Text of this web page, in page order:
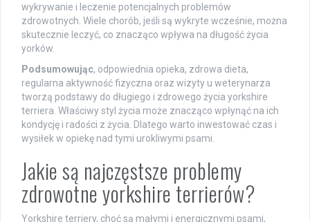
wykrywanie i leczenie potencjalnych problemów
zdrowotnych. Wiele chorób, jeśli są wykryte wcześnie, można
skutecznie leczyć, co znacząco wpływa na długość życia
yorków.
Podsumowując, odpowiednia opieka, zdrowa dieta,
regularna aktywność fizyczna oraz wizyty u weterynarza
tworzą podstawy do długiego i zdrowego życia yorkshire
terriera. Właściwy styl życia może znacząco wpłynąć na ich
kondycję i radości z życia. Dlatego warto inwestować czas i
wysiłek w opiekę nad tymi urokliwymi psami.
Jakie są najczęstsze problemy
zdrowotne yorkshire terrierów?
Yorkshire terriery, choć są małymi i energicznymi psami,